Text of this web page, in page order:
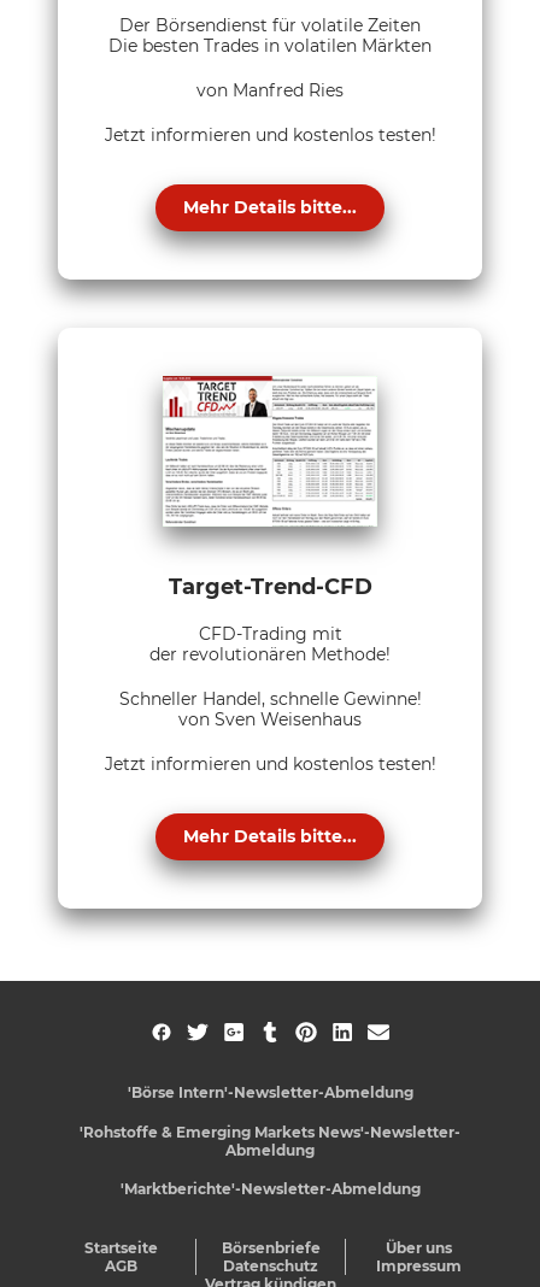
Der Börsendienst für volatile Zeiten
Die besten Trades in volatilen Märkten
von Manfred Ries
Jetzt informieren und kostenlos testen!
Mehr Details bitte...
Target-Trend-CFD
CFD-Trading mit
der revolutionären Methode!
Schneller Handel, schnelle Gewinne!
von Sven Weisenhaus
Jetzt informieren und kostenlos testen!
Mehr Details bitte...
'Börse Intern'-Newsletter-Abmeldung
'Rohstoffe & Emerging Markets News'-Newsletter-
Abmeldung
'Marktberichte'-Newsletter-Abmeldung
Startseite Börsenbriefe
Über uns
AGB
Datenschutz
Impressum